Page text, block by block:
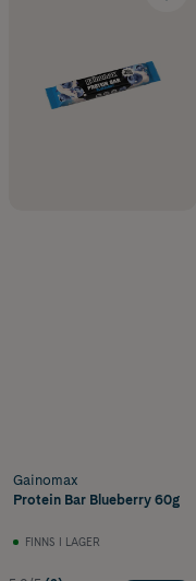
Gainomax
Protein Bar Blueberry 60g
FINNS I LAGER